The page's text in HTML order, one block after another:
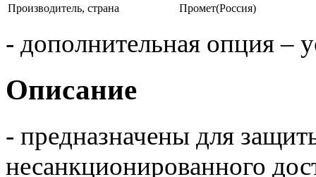
Производитель, страна
Промет(Россия)
- дополнительная опция –
Описание
- предназначены для
несанкционированного